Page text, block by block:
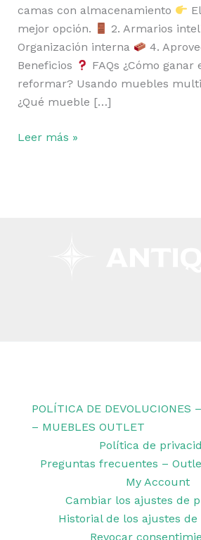
camas con almacenamiento
mejor opción.
2. Armarios
Organización interna
4.
Beneficios
FAQs ¿Cómo ganar
reformar? Usando muebles
¿Qué mueble […]
Leer más »
POLÍTICA DE DEVOLUCIONES
– MUEBLES OUTLET
Política de
Preguntas frecuentes –
My Account
Cambiar los ajustes de
Historial de los ajustes de
Revocar